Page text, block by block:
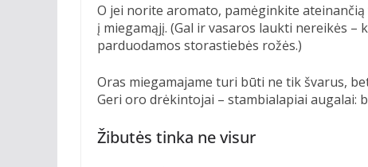
O jei norite aromato, pamėginkite
į miegamąjį. (Gal ir vasaros laukti nereikės
parduodamos storastiebės rožės.)
Oras miegamajame turi būti ne tik švarus,
Geri oro drėkintojai – stambialapiai augalai:
Žibutės tinka ne visur